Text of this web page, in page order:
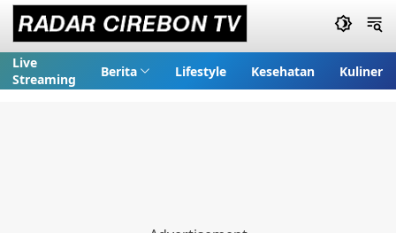
Live
Streaming
Berita Lifestyle Kesehatan Kuliner